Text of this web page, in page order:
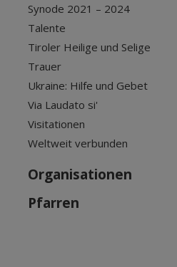
Synode 2021 – 2024
Talente
Tiroler Heilige und Selige
Trauer
Ukraine: Hilfe und Gebet
Via Laudato si'
Visitationen
Weltweit verbunden
Organisationen
Pfarren